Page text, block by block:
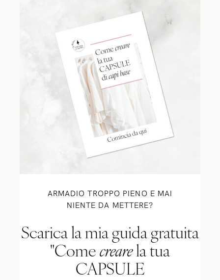
ARMADIO TROPPO PIENO E MAI
NIENTE DA METTERE?
Scarica la mia guida gratuita
"Come crearela tua
CAPSULE